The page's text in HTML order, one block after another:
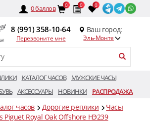
0баллов 0 0 0
8 (991) 358-10-64
Перезвоните мне
Ваш город:
Эль-Монте
КАТАЛОГ ЧАСОВ
МУЖСКИЕ ЧАСЫ
АКСЕССУАРЫ НОВИНКИ РАСПРОДАЖА
часов Дорогие реплики
Часы
Piguet Royal Oak Offshore HЭ239